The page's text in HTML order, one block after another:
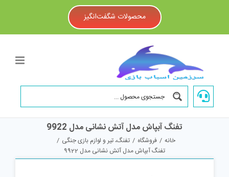
محصولات شگفت‌انگیز
تفنگ آبپاش مدل آتش نشانی مدل 9922
خانه / فروشگاه / تفنگ، تیر و لوازم بازی جنگی /
تفنگ آبپاش مدل آتش نشانی مدل 9922